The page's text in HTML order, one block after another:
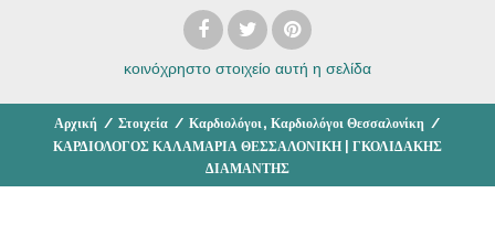
κοινόχρηστο στοιχείο αυτή η σελίδα
Αρχική / Στοιχεία / Καρδιολόγοι , Καρδιολόγοι Θεσσαλονίκη /
ΚΑΡΔΙΟΛΟΓΟΣ ΚΑΛΑΜΑΡΙΑ ΘΕΣΣΑΛΟΝΙΚΗ | ΓΚΟΛΙΔΑΚΗΣ
ΔΙΑΜΑΝΤΗΣ